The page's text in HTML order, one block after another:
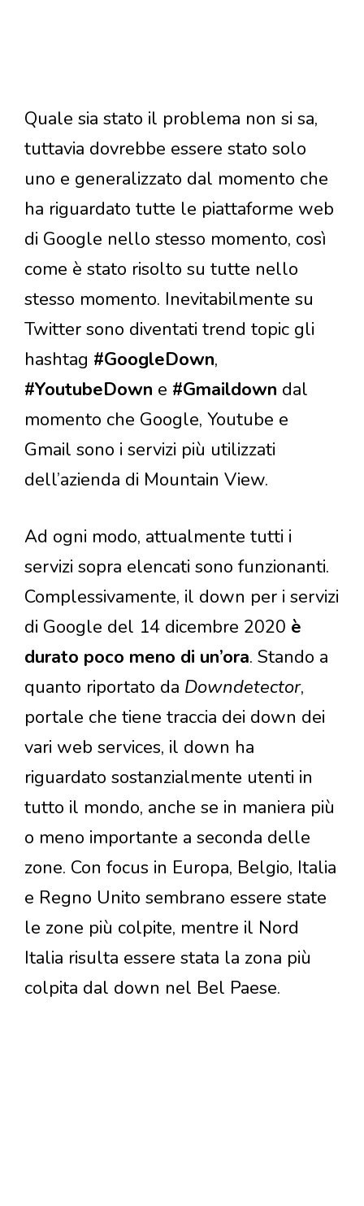
Quale sia stato il problema non si sa,
tuttavia dovrebbe essere stato solo
uno e generalizzato dal momento che
ha riguardato tutte le piattaforme web
di Google nello stesso momento, così
come è stato risolto su tutte nello
stesso momento. Inevitabilmente su
Twitter sono diventati trend topic gli
hashtag #GoogleDown,
#YoutubeDown e #Gmaildown dal
momento che Google, Youtube e
Gmail sono i servizi più utilizzati
dell’azienda di Mountain View.
Ad ogni modo, attualmente tutti i
servizi sopra elencati sono funzionanti.
Complessivamente, il down per i servizi
di Google del 14 dicembre 2020 è
durato poco meno di un’ora. Stando a
quanto riportato da Downdetector,
portale che tiene traccia dei down dei
vari web services, il down ha
riguardato sostanzialmente utenti in
tutto il mondo, anche se in maniera più
o meno importante a seconda delle
zone. Con focus in Europa, Belgio, Italia
e Regno Unito sembrano essere state
le zone più colpite, mentre il Nord
Italia risulta essere stata la zona più
colpita dal down nel Bel Paese.